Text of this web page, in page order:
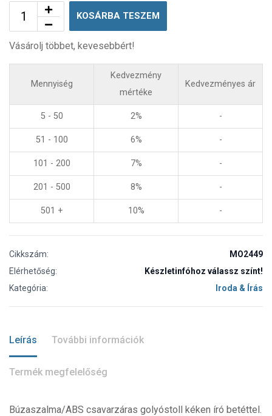
KOSÁRBA TESZEM
Vásárolj többet, kevesebbért!
Mennyiség
Kedvezmény
mértéke
Kedvezményes ár
5 - 50 2% -
51 - 100 6% -
101 - 200 7% -
201 - 500 8% -
501 + 10% -
Cikkszám:
MO2449
Elérhetőség:
Készletinfóhoz válassz színt!
Kategória:
Iroda & Írás
Leírás További információk
Termék megfelelőség
Búzaszalma/ABS csavarzáras golyóstoll kéken író betéttel.